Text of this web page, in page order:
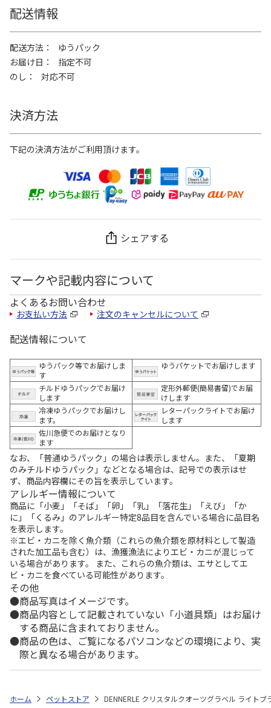
配送情報
配送方法
ゆうパック
お届け日
指定不可
のし
対応不可
決済方法
下記の決済方法がご利用頂けます。
シェアする
マークや記載内容について
よくあるお問い合わせ
お支払い方法 注文のキャンセルについて
配送情報について
ゆうパック等でお届けしま
す
ゆうパケットでお届けします
チルドゆうパックでお届け
します
定形外郵便(簡易書留)でお届
けします
冷凍ゆうパックでお届けし
ます。
レターパックライトでお届け
します
佐川急便でのお届けとなり
ます
なお、「普通ゆうパック」の場合は表示しません。また、「夏期
のみチルドゆうパック」などとなる場合は、記号での表示はせ
ず、商品内容欄にその旨を表示しています。
アレルギー情報について
商品に「小麦」「そば」「卵」「乳」「落花生」「えび」「か
に」「くるみ」のアレルギー特定8品目を含んでいる場合に品目名
を表示します。
※エビ・カニを除く魚介類（これらの魚介類を原材料として製造
された加工品も含む）は、漁獲漁法によりエビ・カニが混じって
いる場合があります。 また、これらの魚介類は、エサとしてエ
ビ・カニを食べている可能性があります。
その他
商品写真はイメージです。
商品内容として記載されていない「小道具類」はお届け
する商品に含まれておりません。
商品の色は、ご覧になるパソコンなどの環境により、実
際と異なる場合があります。
ホーム ペットストア DENNERLE クリスタルクオーツグラベル ライトブ